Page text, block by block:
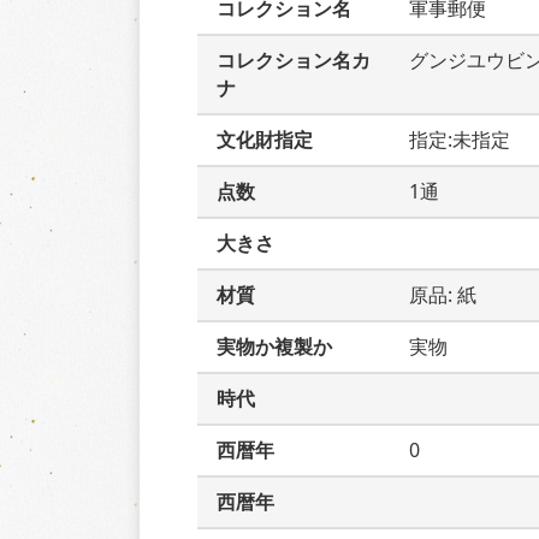
コレクション名
軍事郵便
コレクション名カ
ナ
グンジユウビ
文化財指定
指定:未指定
点数
1通
大きさ
材質
原品: 紙
実物か複製か
実物
時代
西暦年
0
西暦年